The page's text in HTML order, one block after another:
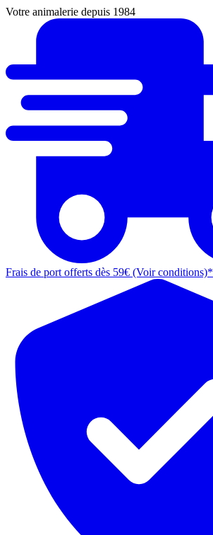
Votre animalerie depuis 1984
Frais de port offerts dès 59€ (Voir conditions)*